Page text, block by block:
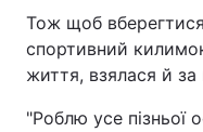
Тож щоб
спортивний
життя, взялася й за
"Роблю усе пізньої